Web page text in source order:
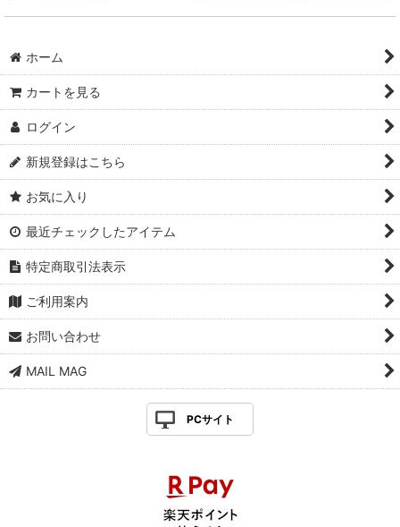
ホーム
カートを見る
ログイン
新規登録はこちら
お気に入り
最近チェックしたアイテム
特定商取引法表示
ご利用案内
お問い合わせ
MAIL MAG
PCサイト